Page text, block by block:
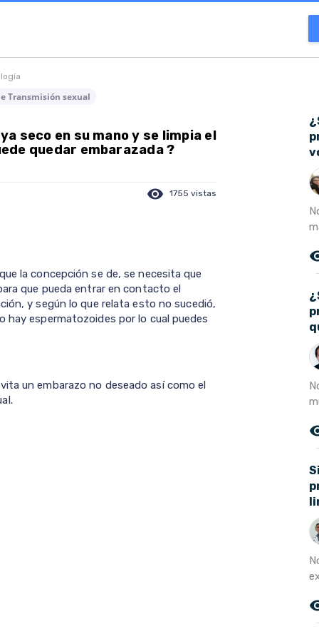
Transmisión sexual
seco en su mano y se limpia el
quedar embarazada ?
visibility 1755 vistas
la concepción se de, se necesita que
que pueda entrar en contacto el
y según lo que relata esto no sucedió,
hay espermatozoides por lo cual puedes
un embarazo no deseado así como el